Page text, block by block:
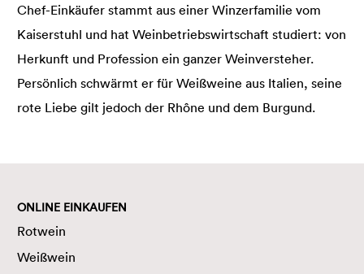
Chef-Einkäufer stammt aus einer Winzerfamilie vom
Kaiserstuhl und hat Weinbetriebswirtschaft studiert: von
Herkunft und Profession ein ganzer Weinversteher.
Persönlich schwärmt er für Weißweine aus Italien, seine
rote Liebe gilt jedoch der Rhône und dem Burgund.
ONLINE EINKAUFEN
Rotwein
Weißwein